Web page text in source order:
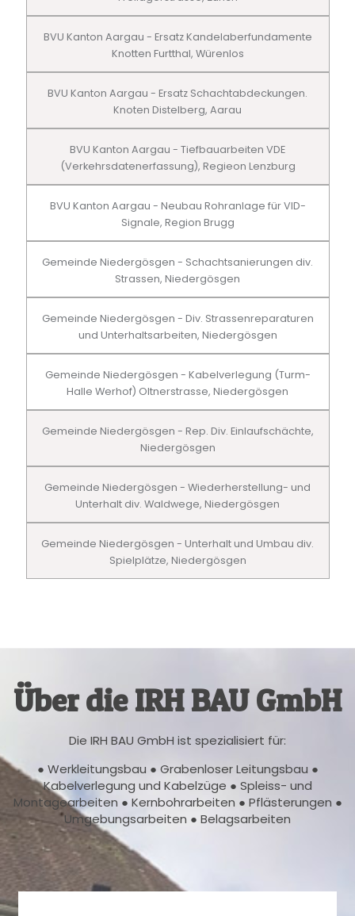
BVU Kanton Aargau - Ersatz Kandelaberfundamente
Knotten Furtthal, Würenlos
BVU Kanton Aargau - Ersatz Schachtabdeckungen.
Knoten Distelberg, Aarau
BVU Kanton Aargau - Tiefbauarbeiten VDE
(Verkehrsdatenerfassung), Regieon Lenzburg
BVU Kanton Aargau - Neubau Rohranlage für VID-
Signale, Region Brugg
Gemeinde Niedergösgen - Schachtsanierungen div.
Strassen, Niedergösgen
Gemeinde Niedergösgen - Div. Strassenreparaturen
und Unterhaltsarbeiten, Niedergösgen
Gemeinde Niedergösgen - Kabelverlegung (Turm-
Halle Werhof) Oltnerstrasse, Niedergösgen
Gemeinde Niedergösgen - Rep. Div. Einlaufschächte,
Niedergösgen
Gemeinde Niedergösgen - Wiederherstellung- und
Unterhalt div. Waldwege, Niedergösgen
Gemeinde Niedergösgen - Unterhalt und Umbau div.
Spielplätze, Niedergösgen
Über die IRH BAU GmbH
Die IRH BAU GmbH ist spezialisiert für:
● Werkleitungsbau ● Grabenloser Leitungsbau ●
Kabelverlegung und Kabelzüge ● Spleiss- und
Montagearbeiten ● Kernbohrarbeiten ● Pflästerungen ●
Umgebungsarbeiten ● Belagsarbeiten